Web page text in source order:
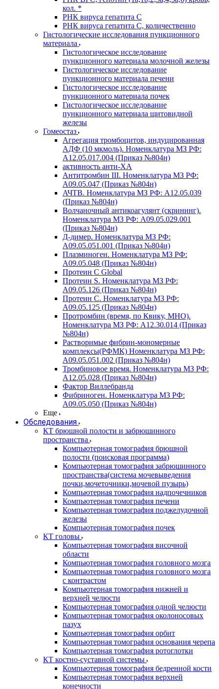
кол. *
РНК вируса гепатита C
РНК вируса гепатита C, количественно
Гистологические исследования пункционного
материала
Гистологическое исследование
пункционного материала молочной железы
Гистологическое исследование
пункционного материала печени
Гистологическое исследование
пункционного материала почек
Гистологическое исследование
пункционного материала щитовидной
железы
Гомеостаз
Агрегация тромбоцитов, индуцированная
АДФ (10 мкмоль). Номенклатура МЗ РФ:
A12.05.017.004 (Приказ №804н)
активность анти-ХА
Антитромбин III. Номенклатура МЗ РФ:
A09.05.047 (Приказ №804н)
АЧТВ. Номенклатура МЗ РФ: A12.05.039
(Приказ №804н)
Волчаночный антикоагулянт (скрининг).
Номенклатура МЗ РФ: A09.05.029.001
(Приказ №804н)
Д-димер. Номенклатура МЗ РФ:
A09.05.051.001 (Приказ №804н)
Плазминоген. Номенклатура МЗ РФ:
A09.05.048 (Приказ №804н)
Протеин C Global
Протеин S. Номенклатура МЗ РФ:
A09.05.126 (Приказ №804н)
Протеин С. Номенклатура МЗ РФ:
A09.05.125 (Приказ №804н)
Протромбин (время, по Квику, МНО).
Номенклатура МЗ РФ: A12.30.014 (Приказ
№804н)
Растворимые фибрин-мономерные
комплексы(РФМК) Номенклатура МЗ РФ:
A09.05.051.002 (Приказ №804н)
Тромбиновое время. Номенклатура МЗ РФ:
A12.05.028 (Приказ №804н)
Фактор Виллебранда
Фибриноген. Номенклатура МЗ РФ:
A09.05.050 (Приказ №804н)
Еще
Обследования
КТ брюшной полости и забрюшинного
пространства
Компьютерная томография брюшной
полости (поисковая программа)
Компьютерная томография забрюшинного
пространства(система мочевыведения
почки,мочеточники,мочевой пузырь)
Компьютерная томография надпочечников
Компьютерная томография печени
Компьютерная томография поджелудочной
железы
Компьютерная томография почек
КТ головы
Компьютерная томография височной
области
Компьютерная томография головного мозга
Компьютерная томография головного мозга
с контрастом
Компьютерная томография нижней и
верхней челюсти
Компьютерная томография одной челюсти
Компьютерная томография околоносовых
пазух
Компьютерная томография орбит
Компьютерная томография основания черепа
Компьютерная томография ротоглотки
КТ костно-суставной системы
Компьютерная томография бедренной кости
Компьютерная томография верхней
конечности